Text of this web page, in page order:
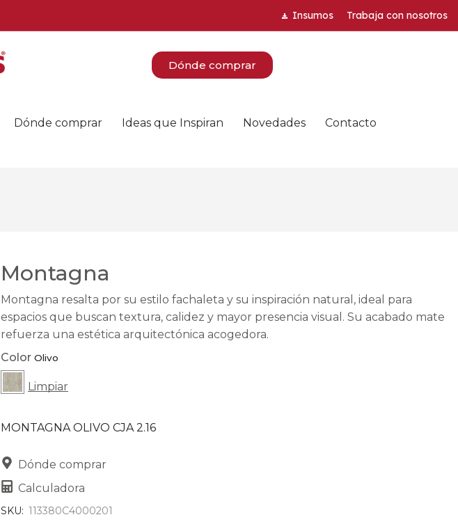
Insumos Trabaja con nosotros
Dónde comprar
Dónde comprar Ideas que Inspiran Novedades Contacto
Montagna
Montagna resalta por su estilo fachaleta y su inspiración natural, ideal para
espacios que buscan textura, calidez y mayor presencia visual. Su acabado mate
refuerza una estética arquitectónica acogedora.
Color
Limpiar
MONTAGNA OLIVO CJA 2.16
Dónde comprar
Calculadora
SKU: 113380C4000201